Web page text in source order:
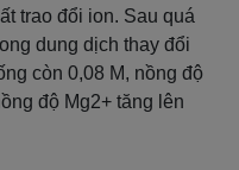
trao đổi ion. Sau quá
dung dịch thay đổi
còn 0,08 M, nồng độ
độ Mg2+ tăng lên